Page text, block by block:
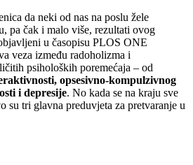
da neki od nas na poslu žele
pa čak i malo više, rezultati ovog
u časopisu PLOS ONE
veza između radoholizma i
psiholoških poremećaja – od
opsesivno-kompulzivnog
i depresije. No kada se na kraju sve
su tri glavna preduvjeta za pretvaranje u